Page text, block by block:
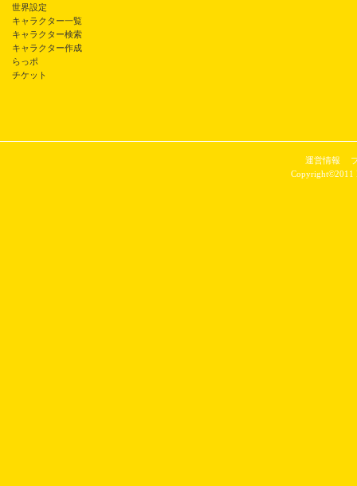
世界設定
キャラクター一覧
キャラクター検索
キャラクター作成
らっポ
チケット
運営情報
Copyright©2011